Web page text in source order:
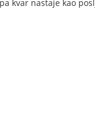
kvar nastaje kao